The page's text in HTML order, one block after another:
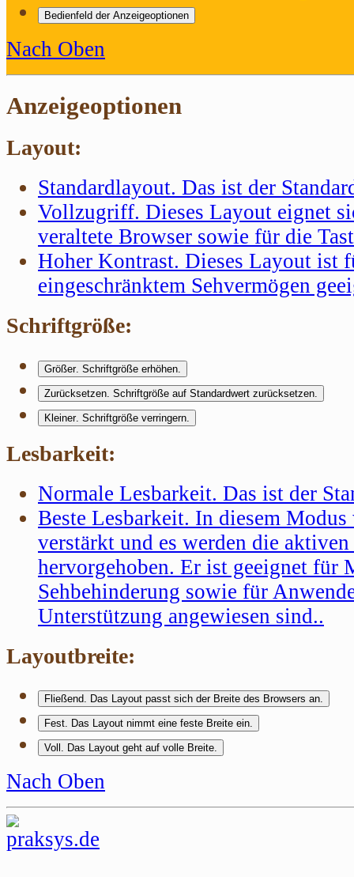
Bedienfeld der Anzeigeoptionen
Nach Oben
Anzeigeoptionen
Layout:
Standardlayout. Das ist der
Vollzugriff. Dieses Layout eignet
veraltete Browser sowie für die
Hoher Kontrast. Dieses Layout ist
eingeschränktem Sehvermögen
Schriftgröße:
Größer. Schriftgröße erhöhen.
Zurücksetzen . Schriftgröße auf Standardwert zurücksetzen.
Kleiner. Schriftgröße verringern.
Lesbarkeit:
Normale Lesbarkeit. Das ist der
Beste Lesbarkeit. In diesem
verstärkt und es werden die
hervorgehoben. Er ist geeignet für
Sehbehinderung sowie für
Unterstützung angewiesen sind..
Layoutbreite:
Fließend. Das Layout passt sich der Breite des Browsers an.
Fest. Das Layout nimmt eine feste Breite ein.
Voll . Das Layout geht auf volle Breite.
Nach Oben